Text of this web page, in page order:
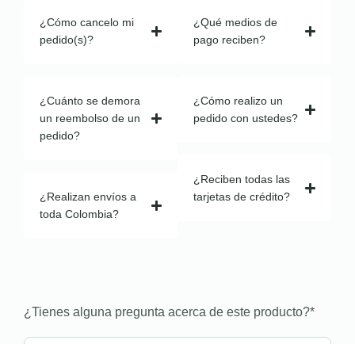
¿Cómo cancelo mi
pedido(s)?
¿Cuánto se demora
un reembolso de un
pedido?
¿Realizan envíos a
toda Colombia?
¿Qué medios de
pago reciben?
¿Cómo realizo un
pedido con ustedes?
¿Reciben todas las
tarjetas de crédito?
¿Tienes alguna pregunta acerca de este producto?*